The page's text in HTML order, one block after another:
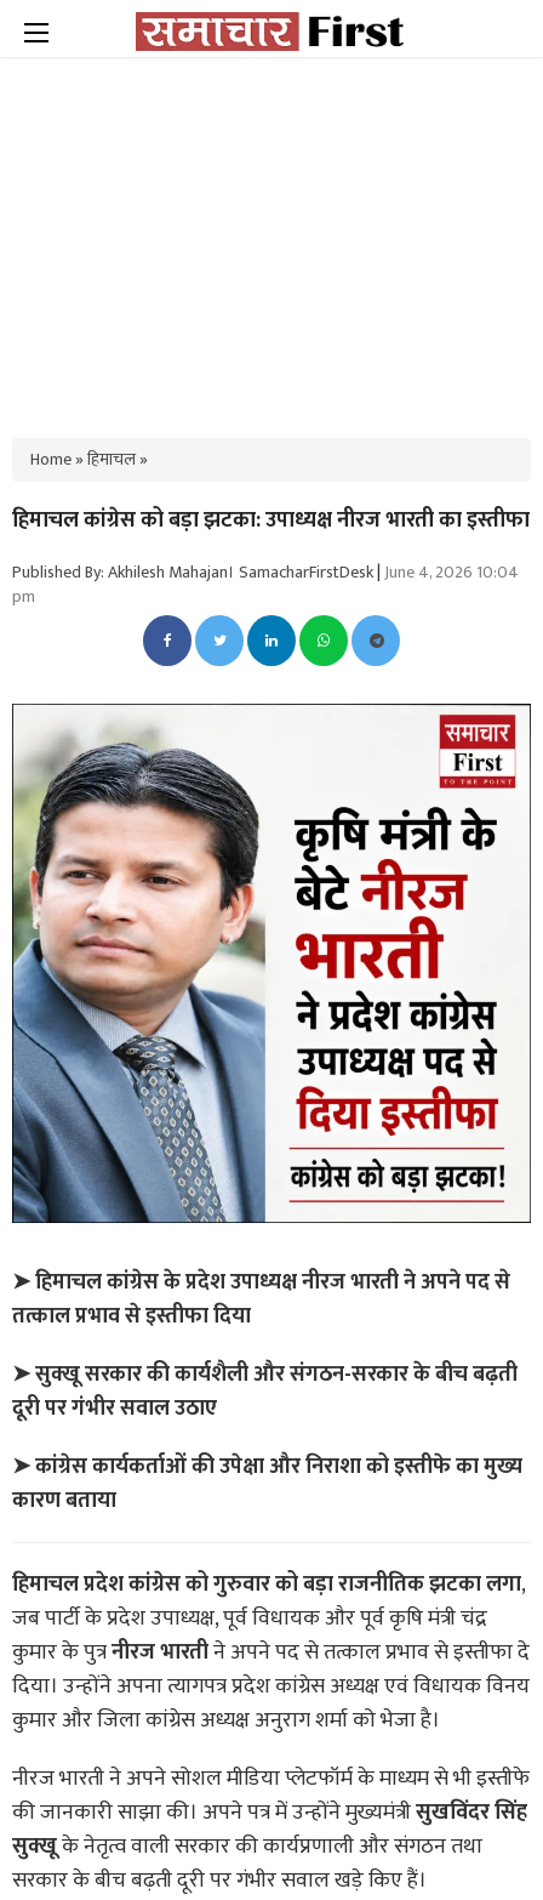
Home»हिमाचल»
हिमाचल कांग्रेस को बड़ा झटका: उपाध्यक्ष नीरज भारती का इस्तीफा
Published By: Akhilesh Mahajan। SamacharFirstDesk|June 4, 2026 10:04
pm
➤ हिमाचल कांग्रेस के प्रदेश उपाध्यक्ष नीरज भारती ने अपने पद से
तत्काल प्रभाव से इस्तीफा दिया
➤ सुक्खू सरकार की कार्यशैली और संगठन-सरकार के बीच बढ़ती
दूरी पर गंभीर सवाल उठाए
➤ कांग्रेस कार्यकर्ताओं की उपेक्षा और निराशा को इस्तीफे का मुख्य
कारण बताया
हिमाचल प्रदेश कांग्रेस को गुरुवार को बड़ा राजनीतिक झटका लगा,
जब पार्टी के प्रदेश उपाध्यक्ष, पूर्व विधायक और पूर्व कृषि मंत्री चंद्र
कुमार के पुत्रनीरज भारतीने अपने पद से तत्काल प्रभाव से इस्तीफा दे
दिया। उन्होंने अपना त्यागपत्र प्रदेश कांग्रेस अध्यक्ष एवं विधायक विनय
कुमार और जिला कांग्रेस अध्यक्ष अनुराग शर्मा को भेजा है।
नीरज भारती ने अपने सोशल मीडिया प्लेटफॉर्म के माध्यम से भी इस्तीफे
की जानकारी साझा की। अपने पत्र में उन्होंने मुख्यमंत्रीसुखविंदर सिंह
सुक्खूके नेतृत्व वाली सरकार की कार्यप्रणाली और संगठन तथा
सरकार के बीच बढ़ती दूरी पर गंभीर सवाल खड़े किए हैं।